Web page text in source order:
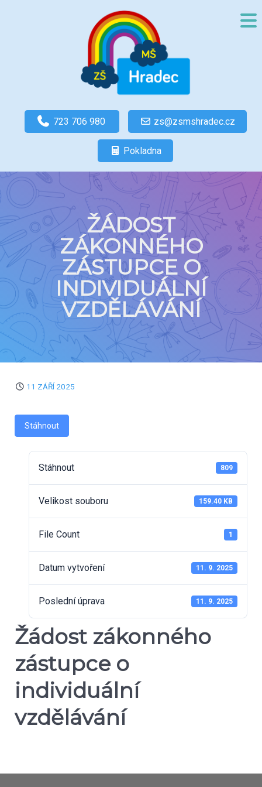
723 706 980 zs@zsmshradec.cz
Pokladna
ŽÁDOST
ZÁKONNÉHO
ZÁSTUPCE O
INDIVIDUÁLNÍ
VZDĚLÁVÁNÍ
11 ZÁŘÍ 2025
Stáhnout
Stáhnout 809
Velikost souboru 159.40 KB
File Count 1
Datum vytvoření 11. 9. 2025
Poslední úprava 11. 9. 2025
Žádost zákonného
zástupce o
individuální
vzdělávání